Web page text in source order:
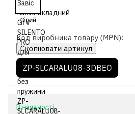
Код виробника товару (MPN):
Скопіювати артикул
ZP-SLCARALU08-3DBEO
В наявності